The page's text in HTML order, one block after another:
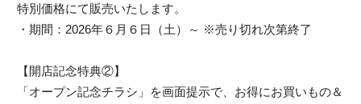
特別価格にて販売いたします。
・期間：2026年６月６日（土）～ ※売り切れ次第終了
【開店記念特典②】
「オープン記念チラシ」を画面提示で、お得にお買いもの＆